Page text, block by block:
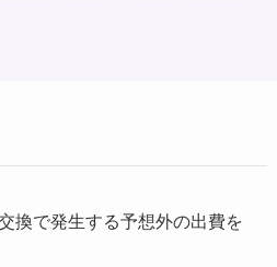
換で発生する予想外の出費を